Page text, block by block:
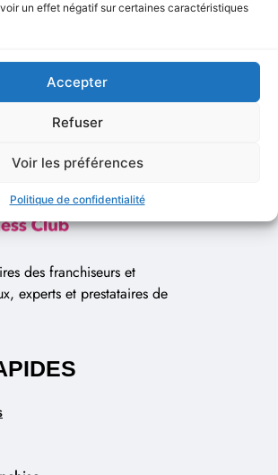
un effet négatif sur certaines caractéristiques
Accepter
Refuser
Voir les préférences
Politique de confidentialité
des franchiseurs et
experts et prestataires de